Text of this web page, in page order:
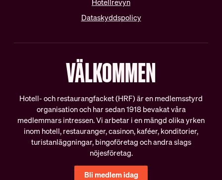
Pension
Ungdomslöner
OM HRF
Vår organisation
IN ENGLISH
About HRF
Join us
Everything related to your
Hotellrevyn
Dataskyddspolicy
VÄLKOMMEN
Hotell- och restaurangfacket (HRF) är en medlemsstyrd
organisation och har sedan 1918 bevakat våra
medlemmars intressen. Vi arbetar i en mängd olika yrken
inom hotell, restauranger, casinon, kaféer, konditorier,
turistanläggningar, bingoföretag och andra slags
nöjesföretag.
Bli medlem idag